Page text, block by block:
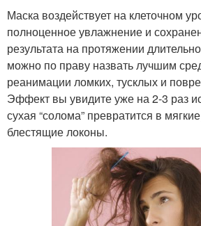
Маска воздействует на клеточном
полноценное увлажнение и
результата на протяжении
можно по праву назвать лучшим
реанимации ломких, тусклых и
Эффект вы увидите уже на 2-3 раз
сухая “солома” превратится в
блестящие локоны.